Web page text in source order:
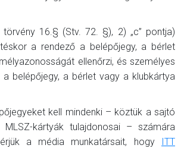
16.§ (Stv. 72. §), 2) „c” pontja)
a rendező a belépőjegy, a bérlet
ellenőrzi, és személyes
belépőjegy, a bérlet vagy a klubkártya
kell mindenki – köztük a sajtó
kártyák tulajdonosai – számára
a média munkatársait, hogy
ITT